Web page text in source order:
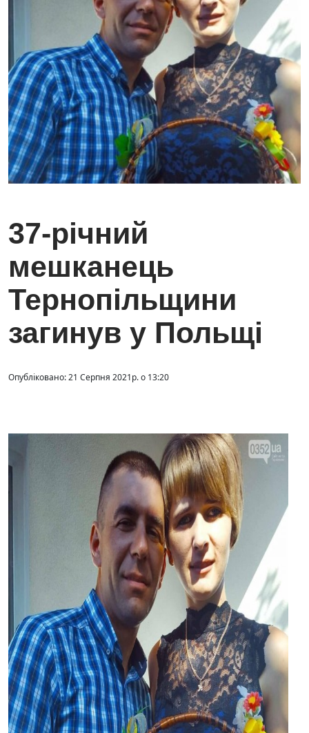
37-річний
мешканець
Тернопільщини
загинув у Польщі
Опубліковано: 21 Серпня 2021р. о 13:20